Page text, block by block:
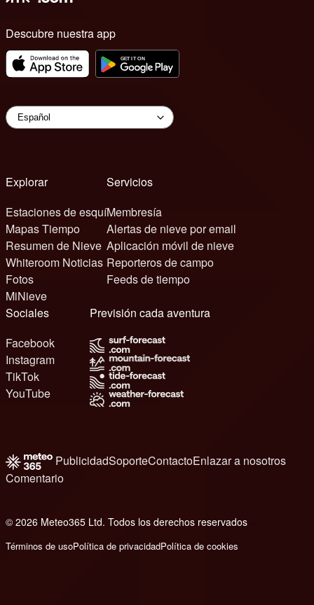
Descubre nuestra app
Explorar
Estaciones de esquí
Mapas Tiempo
Resumen de Nieve
Whiteroom Noticias
Fotos
MiNieve
Servicios
Membresía
Alertas de nieve por email
Aplicación móvil de nieve
Reporteros de campo
Feeds de tiempo
Sociales
Facebook
Instagram
TikTok
YouTube
Previsión cada aventura
PublicidadSoporteContactoEnlazar a nosotros
Comentario
© 2026 Meteo365 Ltd. Todos los derechos reservados
Términos de usoPolítica de privacidadPolítica de cookies